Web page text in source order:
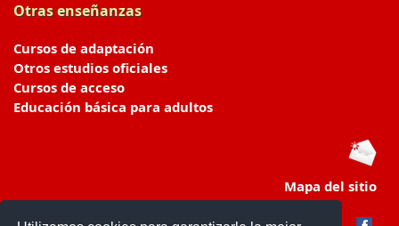
Otras enseñanzas
Cursos de adaptación
Otros estudios oficiales
Cursos de acceso
Educación básica para adultos
Mapa del sitio